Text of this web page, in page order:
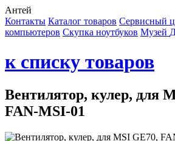
Антей
Контакты Каталог товаров Сервисный
компьютеров Cкупка ноутбуков Музей
к списку товаров
Вентилятор, кулер, для
FAN-MSI-01